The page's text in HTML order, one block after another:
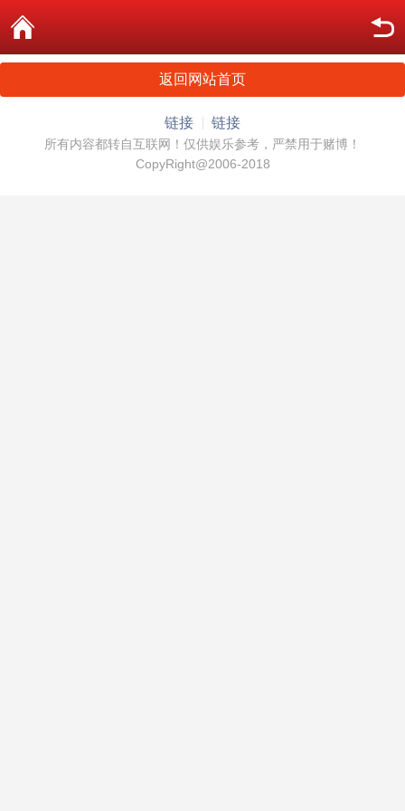
返回网站首页
链接 链接
所有内容都转自互联网！仅供娱乐参考，严禁用于赌博！
CopyRight@2006-2018